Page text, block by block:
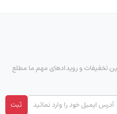
تخفیفات و رویدادهای مهم ما مطلع
ثبت